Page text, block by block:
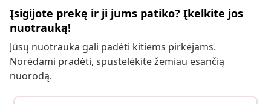
Įsigijote prekę ir ji jums patiko? Įkelkite jos
nuotrauką!
Jūsų nuotrauka gali padėti kitiems pirkėjams.
Norėdami pradėti, spustelėkite žemiau esančią
nuorodą.